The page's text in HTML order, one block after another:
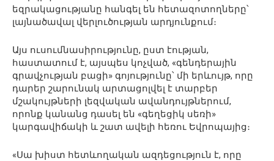
եզրակացությանը հանգել են հետազոտողները՝
լայնածավալ վերլուծության արդյունքում։
Այս ուսումնասիրությունը, ըստ էության,
հաստատում է, այսպես կոչված, «գենդերային
գրավչության բացի» գոյությունը՝ մի երևույթ, որը
դարեր շարունակ արտացոլվել է տարբեր
մշակույթների լեզվական ավանդույթներում,
որոնք կանանց դասել են «գեղեցիկ սեռի»
կարգավիճակի և շատ ավելի հեռու Եվրոպայից։
«Սա խիստ հետևողական ազդեցություն է, որը